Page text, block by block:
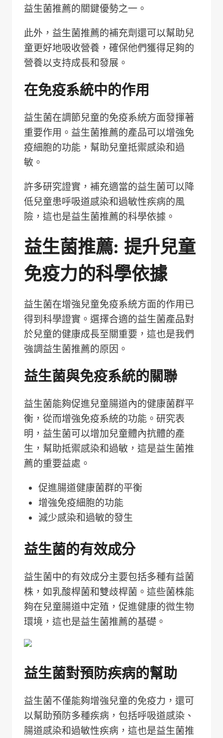
益生菌推薦的關鍵優勢之一。
此外，益生菌推薦的補充劑還可以幫助兒
童更好地吸收營養，確保他們獲得足夠的
營養以支持成長和發展。
在免疫系統中的作用
益生菌在調節兒童的免疫系統方面發揮著
重要作用。益生菌推薦的產品可以增強免
疫細胞的功能，幫助兒童抵禦感染和過
敏。
許多研究證實，補充適當的益生菌可以降
低兒童患呼吸道感染和過敏性疾病的風
險，這也是益生菌推薦的科學依據。
益生菌推薦: 提升兒童
免疫力的科學依據
益生菌在增強兒童免疫系統方面的作用已
得到科學證實。選擇合適的益生菌產品對
於兒童的健康成長至關重要，這也是我們
強調益生菌推薦的原因。
益生菌與免疫系統的關聯
益生菌能夠促進兒童腸道內的健康菌群平
衡，從而增強免疫系統的功能。研究表
明，益生菌可以增加兒童體內抗體的產
生，幫助抵禦感染和過敏，這是益生菌推
薦的重要益處。
促進腸道健康菌群的平衡
增強免疫細胞的功能
減少感染和過敏的發生
益生菌的有效成分
益生菌中的有效成分主要包括多種有益菌
株，如乳酸桿菌和雙歧桿菌。這些菌株能
夠在兒童腸道中定殖，促進健康的微生物
環境，這也是益生菌推薦的基礎。
益生菌對預防疾病的幫助
益生菌不僅能夠增強兒童的免疫力，還可
以幫助預防多種疾病，包括呼吸道感染、
腸道感染和過敏性疾病，這也是益生菌推